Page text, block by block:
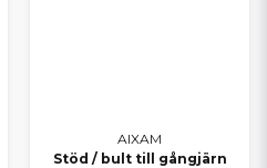
AIXAM
Stöd / bult till gångjärn